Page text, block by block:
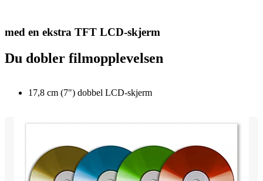
med en ekstra TFT LCD-skjerm
Du dobler filmopplevelsen
17,8 cm (7") dobbel LCD-skjerm